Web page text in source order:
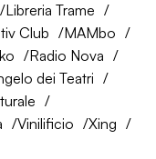
Libreria Trame
Club
MAMbo
Radio Nova
dei Teatri
Vinilificio
Xing